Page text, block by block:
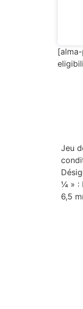
Jeu
¼ » :
6,5